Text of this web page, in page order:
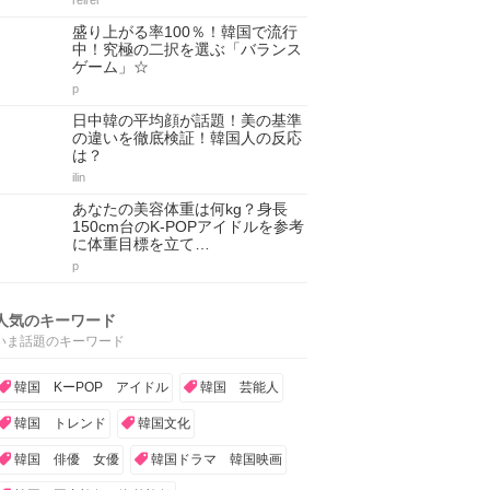
盛り上がる率100％！韓国で流行
中！究極の二択を選ぶ「バランス
ゲーム」☆
p
日中韓の平均顔が話題！美の基準
の違いを徹底検証！韓国人の反応
は？
ilin
あなたの美容体重は何kg？身長
150cm台のK-POPアイドルを参考
に体重目標を立て…
p
気のキーワード
ま話題のキーワード
韓国 KーPOP アイドル 韓国 芸能人
韓国 トレンド 韓国文化
韓国 俳優 女優 韓国ドラマ 韓国映画